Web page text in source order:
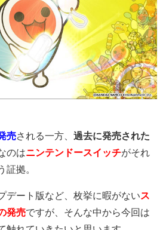
売される一方、 過去に発売された
のはニンテンドースイッチがそれ
証拠。
デート版など、枚挙に暇がないス
発売ですが、そんな中から今回は